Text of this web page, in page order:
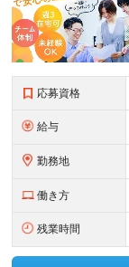
応募資格
給与
勤務地
働き方
残業時間